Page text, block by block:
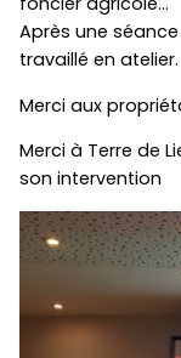
Après une
travaillé en atelier.
Merci aux
Merci à Terre de
son intervention